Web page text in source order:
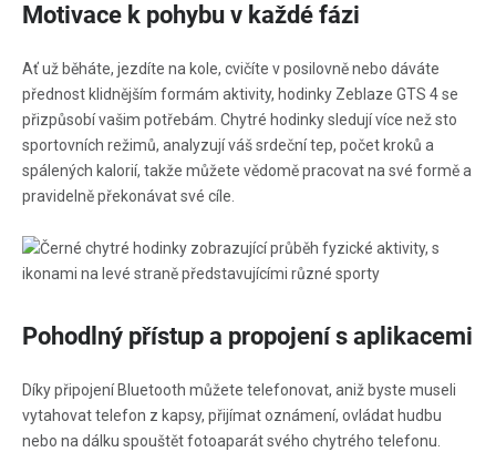
Motivace k pohybu v každé fázi
Ať už běháte, jezdíte na kole, cvičíte v posilovně nebo dáváte
přednost klidnějším formám aktivity, hodinky Zeblaze GTS 4 se
přizpůsobí vašim potřebám. Chytré hodinky sledují více než sto
sportovních režimů, analyzují váš srdeční tep, počet kroků a
spálených kalorií, takže můžete vědomě pracovat na své formě a
pravidelně překonávat své cíle.
Pohodlný přístup a propojení s aplikacemi
Díky připojení Bluetooth můžete telefonovat, aniž byste museli
vytahovat telefon z kapsy, přijímat oznámení, ovládat hudbu
nebo na dálku spouštět fotoaparát svého chytrého telefonu.